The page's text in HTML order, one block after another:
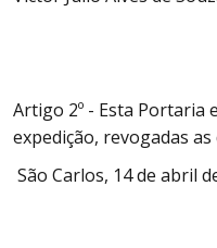
Artigo 2º - Esta Portaria
expedição, revogadas
São Carlos, 14 de abril